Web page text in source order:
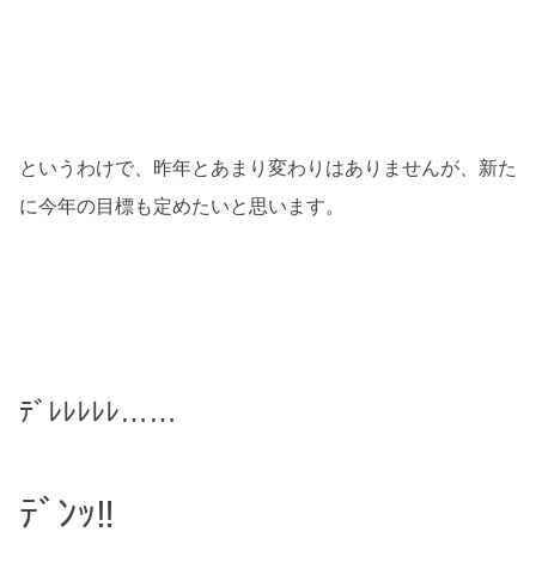
というわけで、昨年とあまり変わりはありませんが、新た
に今年の目標も定めたいと思います。
ﾃﾞﾚﾚﾚﾚﾚ……
ﾃﾞﾝｯ‼︎